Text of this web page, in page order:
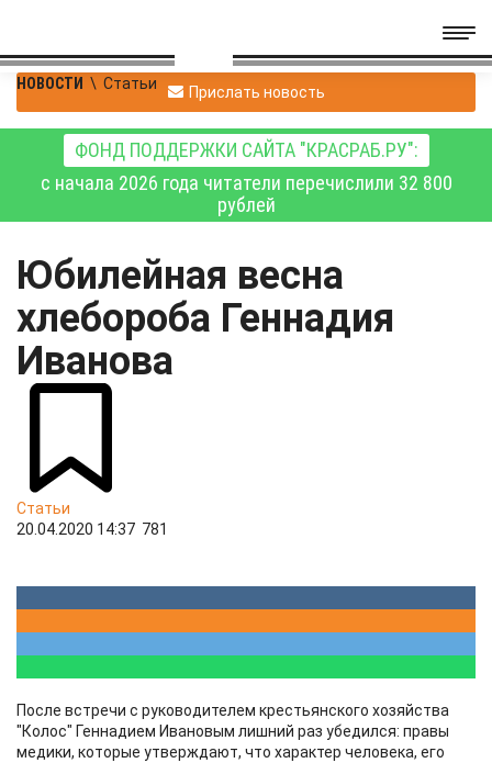
НОВОСТИ \ Статьи Прислать новость
ФОНД ПОДДЕРЖКИ САЙТА "КРАСРАБ.РУ":
с начала 2026 года читатели перечислили 32 800
рублей
Юбилейная весна
хлебороба Геннадия
Иванова
Статьи
20.04.2020 14:37 781
После встречи с руководителем крестьянского хозяйства
"Колос" Геннадием Ивановым лишний раз убедился: правы
медики, которые утверждают, что характер человека, его